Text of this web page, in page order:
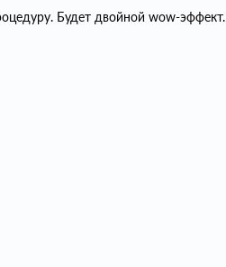
Будет двойной wow-эффект.